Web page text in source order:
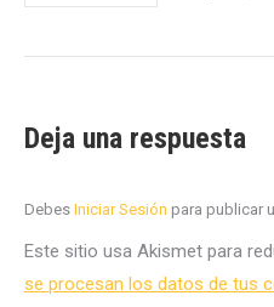
Deja una respuesta
Debes Iniciar Sesión para publicar
Este sitio usa Akismet para
se procesan los datos de tus